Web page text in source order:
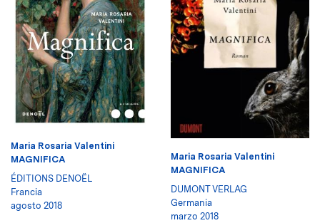
Maria Rosaria Valentini
MAGNIFICA
ÉDITIONS DENOËL
Francia
agosto 2018
Maria Rosaria Valentini
MAGNIFICA
DUMONT VERLAG
Germania
marzo 2018